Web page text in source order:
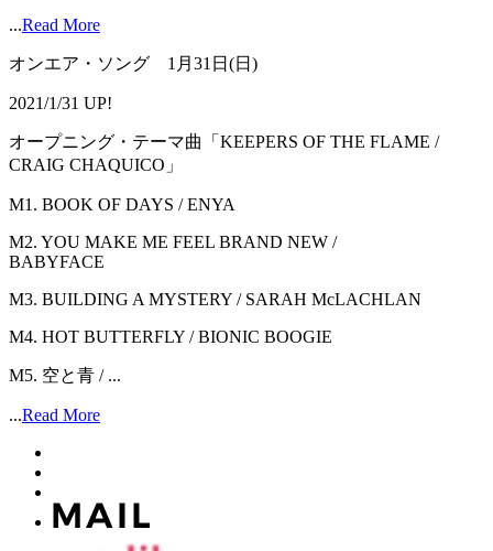
...Read More
オンエア・ソング 1月31日(日)
2021/1/31 UP!
オープニング・テーマ曲「KEEPERS OF THE FLAME /
CRAIG CHAQUICO」
M1. BOOK OF DAYS / ENYA
M2. YOU MAKE ME FEEL BRAND NEW /
BABYFACE
M3. BUILDING A MYSTERY / SARAH McLACHLAN
M4. HOT BUTTERFLY / BIONIC BOOGIE
M5. 空と青 / ...
...Read More